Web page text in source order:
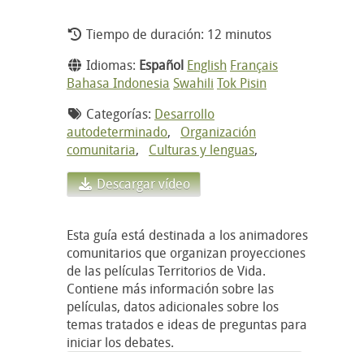
Tiempo de duración: 12 minutos
Idiomas: Español English Français
Bahasa Indonesia Swahili Tok Pisin
Categorías: Desarrollo
autodeterminado, Organización
comunitaria, Culturas y lenguas,
Descargar vídeo
Esta guía está destinada a los animadores
comunitarios que organizan proyecciones
de las películas Territorios de Vida.
Contiene más información sobre las
películas, datos adicionales sobre los
temas tratados e ideas de preguntas para
iniciar los debates.